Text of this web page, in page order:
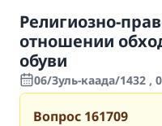
Религиозно-
отношении
обуви
06/Зуль-каада/1432 ,
Вопрос 161709